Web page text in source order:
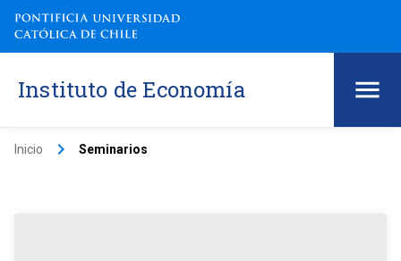
Instituto de Economía
Inicio keyboard_arrow_right Seminarios